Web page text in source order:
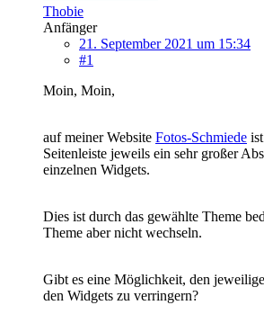
Thobie
Anfänger
21. September 2021 um 15:34
#1
Moin, Moin,
auf meiner Website Fotos-Schmiede
Seitenleiste jeweils ein sehr großer
einzelnen Widgets.
Dies ist durch das gewählte Theme
Theme aber nicht wechseln.
Gibt es eine Möglichkeit, den
den Widgets zu verringern?